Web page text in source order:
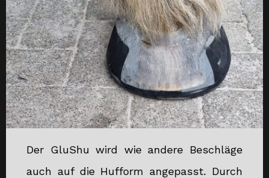
Der GluShu wird wie andere Beschläge
auch auf die Hufform angepasst. Durch